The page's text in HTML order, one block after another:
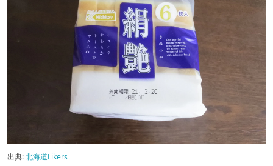
出典:北海道Likers